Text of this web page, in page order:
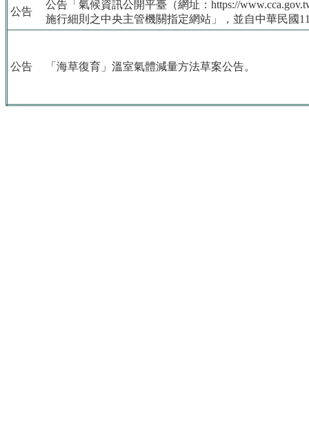
公告
公告「氣候資訊公開平臺（網址：https://
施行細則之中央主管機關指定網站」，並自中華民國
公告 「海草復育」溫室氣體減量方法草案公告。